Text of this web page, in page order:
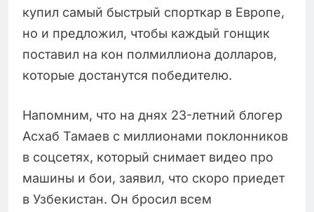
купил самый быстрый спорткар в Европе,
но и предложил, чтобы каждый гонщик
поставил на кон полмиллиона долларов,
которые достанутся победителю.
Напомним, что на днях 23-летний блогер
Асхаб Тамаев с миллионами поклонников
в соцсетях, который снимает видео про
машины и бои, заявил, что скоро приедет
в Узбекистан. Он бросил всем